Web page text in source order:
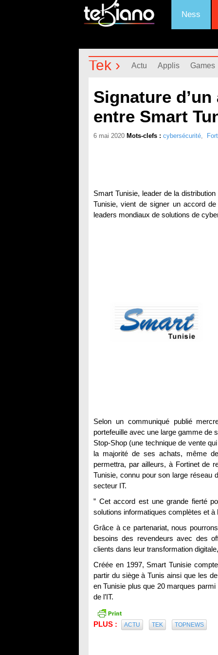
Ness
Tek › Actu Applis Games
Signature
entre Smart
6 mai 2020 Mots-clefs : cybersécurité,
Smart Tunisie, leader de la
Tunisie, vient de signer un accord
leaders mondiaux de solutions de
Selon un communiqué publié
portefeuille avec une large gamme de
Stop-Shop (une technique de vente
la majorité de ses achats, même
permettra, par ailleurs, à Fortinet de
Tunisie, connu pour son large réseau
secteur IT.
” Cet accord est une grande fierté
solutions informatiques complètes et à
Grâce à ce partenariat, nous
besoins des revendeurs avec des
clients dans leur transformation
Créée en 1997, Smart Tunisie
partir du siège à Tunis ainsi que les
en Tunisie plus que 20 marques
de l’IT.
PLUS : ACTU TEK TOPNEWS